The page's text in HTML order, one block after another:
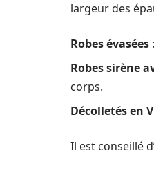
largeur des
Robes évasées
Robes sirène
corps.
Décolletés en V
Il est conseillé